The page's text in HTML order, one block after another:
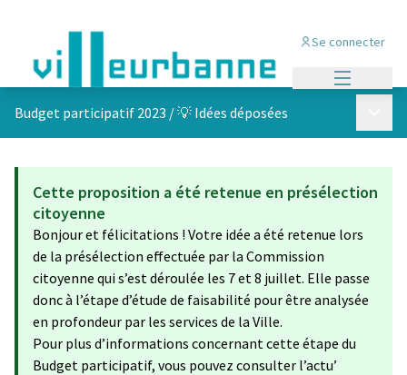
Se connecter
Budget participatif 2023 /💡 Idées déposées
Cette proposition a été retenue en présélection
citoyenne
Bonjour et félicitations ! Votre idée a été retenue lors
de la présélection effectuée par la Commission
citoyenne qui s’est déroulée les 7 et 8 juillet. Elle passe
donc à l’étape d’étude de faisabilité pour être analysée
en profondeur par les services de la Ville.
Pour plus d’informations concernant cette étape du
Budget participatif, vous pouvez consulter l’actu’